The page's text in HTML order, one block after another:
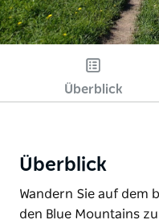
Überblick
Überblick
Wandern Sie auf dem
den Blue Mountains